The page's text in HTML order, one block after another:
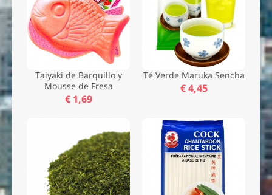
Taiyaki de Barquillo y
Mousse de Fresa
€ 1,69
Té Verde Maruka Sencha
€ 4,45